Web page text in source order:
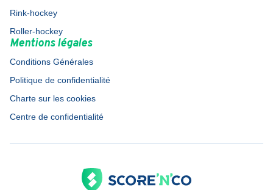
Rink-hockey
Roller-hockey
Mentions légales
Conditions Générales
Politique de confidentialité
Charte sur les cookies
Centre de confidentialité